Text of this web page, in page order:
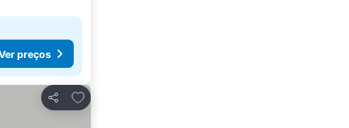
preços
Partilhar
Adicionar aos favoritos